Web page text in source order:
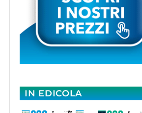
IN EDICOLA